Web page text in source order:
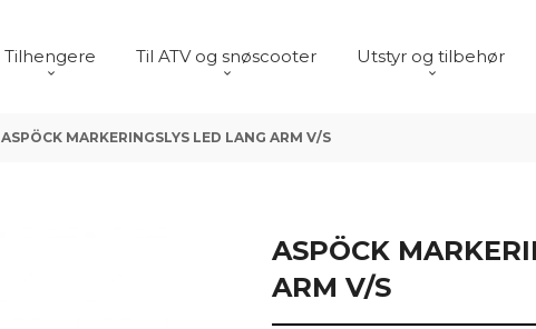
Tilhengere Til ATV og snøscooter Utstyr og tilbehør
ASPÖCK MARKERINGSLYS LED LANG ARM V/S
ASPÖCK
ARM V/S